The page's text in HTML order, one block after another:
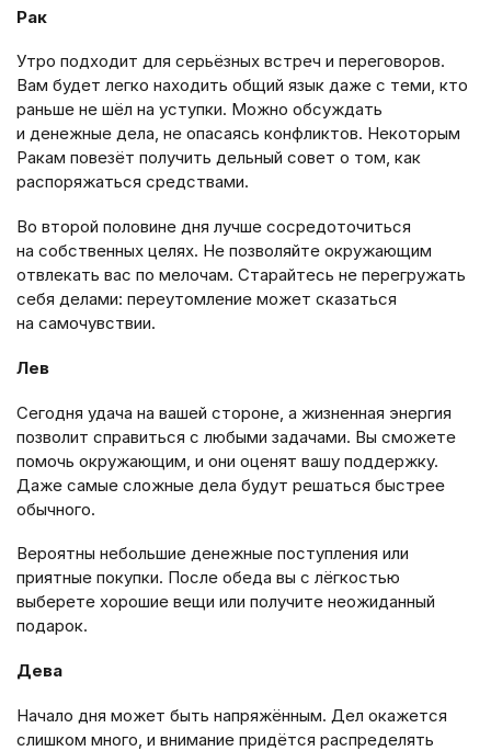
Рак
Утро подходит для серьёзных встреч и переговоров.
Вам будет легко находить общий язык даже с теми, кто
раньше не шёл на уступки. Можно обсуждать
и денежные дела, не опасаясь конфликтов. Некоторым
Ракам повезёт получить дельный совет о том, как
распоряжаться средствами.
Во второй половине дня лучше сосредоточиться
на собственных целях. Не позволяйте окружающим
отвлекать вас по мелочам. Старайтесь не перегружать
себя делами: переутомление может сказаться
на самочувствии.
Лев
Сегодня удача на вашей стороне, а жизненная энергия
позволит справиться с любыми задачами. Вы сможете
помочь окружающим, и они оценят вашу поддержку.
Даже самые сложные дела будут решаться быстрее
обычного.
Вероятны небольшие денежные поступления или
приятные покупки. После обеда вы с лёгкостью
выберете хорошие вещи или получите неожиданный
подарок.
Дева
Начало дня может быть напряжённым. Дел окажется
слишком много, и внимание придётся распределять